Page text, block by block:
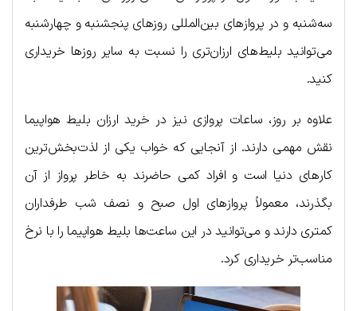
سه‌شنبه و در پروازهای بین‌المللی روزهای پنجشنبه و چهارشنبه
می‌توانید بلیط‌های ارزان‌تری را نسبت به سایر روزها خریداری
کنید.
علاوه بر روز، ساعات پروازی نیز در خرید ارزان بلیط هواپیما
نقش مهمی دارند. از آنجایی که خواب یکی از لذت‌بخش‌ترین
کارهای دنیا است و افراد کمی حاضرند به خاطر پرواز از آن
بگذرند، معمولاً پروازهای اول صبح و نصف شب طرفداران
کمتری دارند و می‌توانید در این ساعت‌ها بلیط هواپیما را با نرخ
مناسب‌تر خریداری کرد.